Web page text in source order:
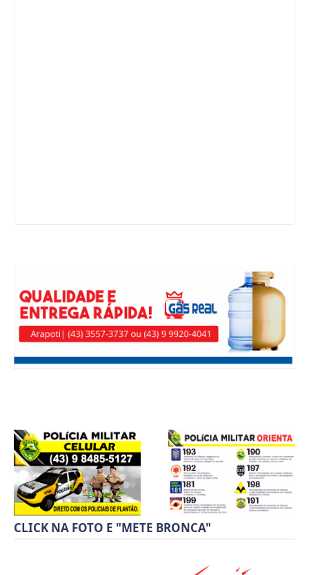
CLICK NA FOTO E "METE BRONCA"